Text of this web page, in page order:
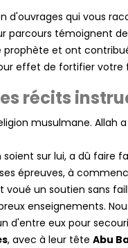
d'ouvrages qui vous
parcours témoignent
prophète et ont
effet de fortifier votre
récits
musulmane. Allah
sur lui, a dû faire
épreuves, à
voué un soutien sans
enseignements.
d'entre eux pour
, avec à leur tête Abu